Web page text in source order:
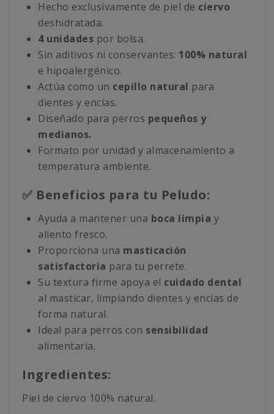
Hecho exclusivamente de piel de ciervo
deshidratada.
4 unidades por bolsa.
Sin aditivos ni conservantes: 100% natural
e hipoalergénico.
Actúa como un cepillo natural para
dientes y encías.
Diseñado para perros pequeños y
medianos.
Formato por unidad y almacenamiento a
temperatura ambiente.
✅ Beneficios para tu Peludo:
Ayuda a mantener una boca limpia y
aliento fresco.
Proporciona una masticación
satisfactoria para tu perrete.
Su textura firme apoya el cuidado dental
al masticar, limpiando dientes y encías de
forma natural.
Ideal para perros con sensibilidad
alimentaria.
Ingredientes:
Piel de ciervo 100% natural.